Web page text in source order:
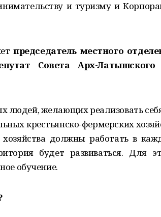
и туризму и
председатель местного
Совета Арх-
желающих реализовать
крестьянско-фермерских
должны работать в
будет развиваться. Для
обучение.